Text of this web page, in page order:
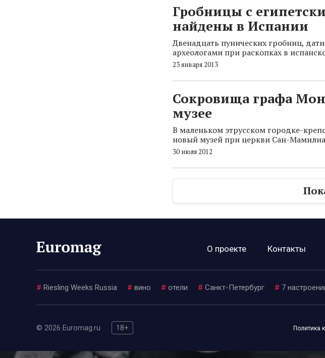
Гробницы с
найдены в Испании
Двенадцать пунических гробниц,
археологами при раскопках в
23 января 2013
Сокровища графа
музее
В маленьком этрусском городке-
новый музей при церкви Сан-
30 июля 2012
О проекте Контакты
# Riesling Weeks Russia # вино # отели # Санкт-Петербург # 7
© 2026 Euromag.ru 18+ Политика